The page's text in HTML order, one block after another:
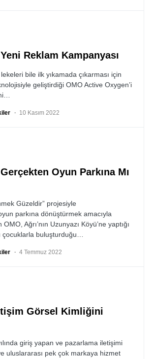
Reklam Kampanyası
bile ilk yıkamada çıkarması için
geliştirdiği OMO Active Oxygen’i
10 Kasım 2022
Oyun Parkına Mı
Güzeldir” projesiyle
parkına dönüştürmek amacıyla
Ağrı’nın Uzunyazı Köyü’ne yaptığı
çocuklarla buluşturduğu…
4 Temmuz 2022
Görsel Kimliğini
giriş yapan ve pazarlama iletişimi
uluslararası pek çok markaya hizmet